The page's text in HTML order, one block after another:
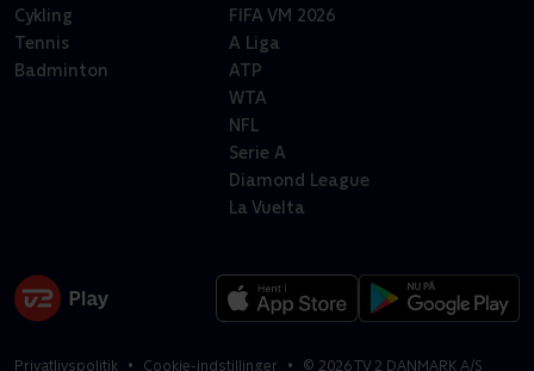
Cykling
Tennis
Badminton
FIFA VM 2026
A Liga
ATP
WTA
NFL
Serie A
Diamond League
La Vuelta
Privatlivspolitik Cookie-indstillinger © 2026TV 2 DANMARK A/S